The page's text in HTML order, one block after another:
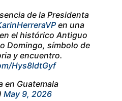
de la Presidenta
en una
el histórico Antiguo
Domingo, símbolo de
y encuentro.
Hys8ldtGyf
en Guatemala
May 9, 2026